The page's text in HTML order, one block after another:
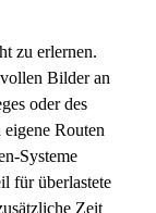
zu erlernen.
Bilder an
oder des
Routen
Systeme
für überlastete
Zeit